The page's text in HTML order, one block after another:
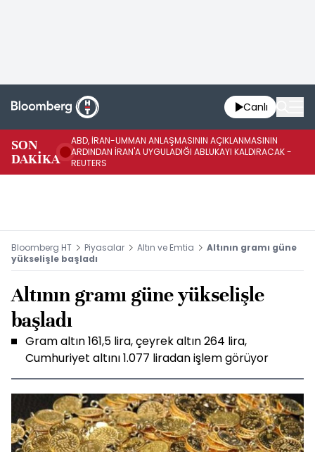
Canlı
SON
DAKİKA
ABD, İRAN-UMMAN ANLAŞMASININ AÇIKLANMASININ
ARDINDAN İRAN'A UYGULADIĞI ABLUKAYI KALDIRACAK -
REUTERS
Bloomberg HT Piyasalar Altın ve Emtia
Altının gramı güne
yükselişle başladı
Altının gramı güne yükselişle
başladı
Gram altın 161,5 lira, çeyrek altın 264 lira,
Cumhuriyet altını 1.077 liradan işlem görüyor